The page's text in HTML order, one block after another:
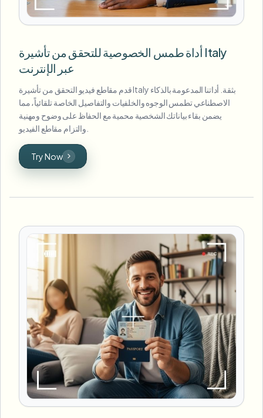
أداة طمس الخصوصية للتحقق من تأشيرة Italy
عبر الإنترنت
قدم مقاطع فيديو التحقق من تأشيرة Italy بثقة. أداتنا المدعومة بالذكاء
الاصطناعي تطمس الوجوه والخلفيات والتفاصيل الخاصة تلقائياً، مما
يضمن بقاء بياناتك الشخصية محمية مع الحفاظ على وضوح ومهنية
Try Now